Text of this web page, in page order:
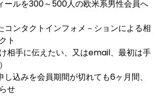
ールを300～500人の欧米系男性会員へ
コンタクトインフォメ－ションによる相
ト
相手に伝えたい、又はemail、最初は手
込みを会員期間が切れても6ヶ月間、
せ